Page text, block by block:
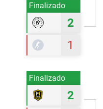
Finalizado
2
1
Finalizado
2